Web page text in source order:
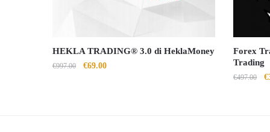
HEKLA TRADING® 3.0 di HeklaMoney
€997.00
Il
€69.00Il
Forex
Trading
€497.00
Il
€